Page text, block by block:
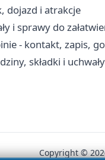
dojazd i atrakcje
i sprawy do
- kontakt, zapis,
składki i uchwały
Copyright ©